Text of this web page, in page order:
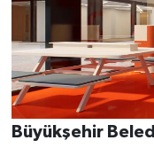
Büyükşehir